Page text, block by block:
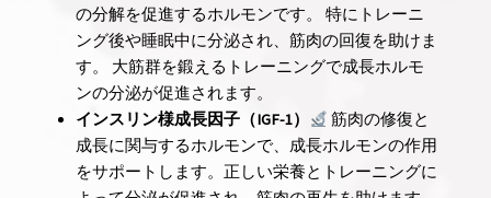
の分解を促進するホルモンです。 特にトレーニ
ング後や睡眠中に分泌され、筋肉の回復を助けま
す。 大筋群を鍛えるトレーニングで成長ホルモ
ンの分泌が促進されます。
インスリン様成長因子（IGF-1）
筋肉の修復と
成長に関与するホルモンで、成長ホルモンの作用
をサポートします。正しい栄養とトレーニングに